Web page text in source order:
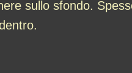
sullo sfondo.